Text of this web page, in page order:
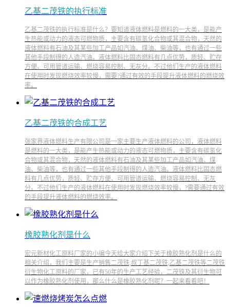
乙基二茂铁的执行标准
乙基二茂铁的执行标准是什么？要知道液体燃料是燃料的一大类，是能产
生热能或动力的液态可燃物质，主要含有碳氢化合物或其混合物，天然的
液体燃料有石油及其某些加工产品如汽油、煤油、柴油等，也有通过一些
其他手段制得的人造汽油。液体燃料比固态燃料有几点优势，质轻、贮存
方便、可用管道运输、燃烧容易控制、无灰分。不过他们生产的液体燃料
在使用时发现燃烧效率较慢，需要?通过有效的手段提升液体燃料的燃烧效
率。
乙基二茂铁的合成工艺
张家界液体燃料生产有限公司是一家主要生产液体燃料的公司，液体燃料
是燃料的一大类，是能产生热能或动力的液态可燃物质，主要含有碳氢化
合物或其混合物，天然的液体燃料有石油及其某些加工产品如汽油、煤
油、柴油等，也有通过一些其他手段制得的人造汽油。液体燃料比固态燃
料有几点优势，质轻、贮存方便、可用管道运输、燃烧容易控制、无灰
分。不过他们生产的液体燃料在使用时发现燃烧效率较慢，?需要通过有效
的手段提升液体燃料的燃烧效率。
橡胶熟化剂是什么
宏元新材化工原料厂家的小编今天给大家介绍下关于橡胶熟化剂是什么的
相关介绍，我们主要是生产销售二茂铁,叔丁基二茂铁,乙基二茂铁等二茂铁
衍生物化工原料的厂家，已有50年的生产工艺经验，二茂铁及其衍生物可
以作为橡胶熟化剂使用，那么什么是橡胶熟化剂呢？一起来看看吧！